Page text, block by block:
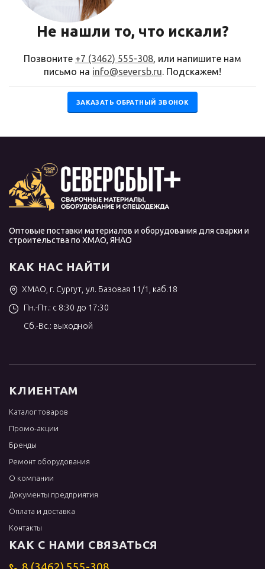
Не нашли то, что искали?
Позвоните +7 (3462) 555-308, или напишите нам
письмо на info@seversb.ru. Подскажем!
ЗАКАЗАТЬ ОБРАТНЫЙ ЗВОНОК
Оптовые поставки материалов и оборудования для сварки и
строительства по ХМАО, ЯНАО
КАК НАС НАЙТИ
ХМАО, г. Сургут, ул. Базовая 11/1, каб.18
Пн.-Пт.: с 8:30 до 17:30
Сб.-Вс.: выходной
КЛИЕНТАМ
Каталог товаров
Промо-акции
Бренды
Ремонт оборудования
О компании
Документы предприятия
Оплата и доставка
Контакты
КАК С НАМИ СВЯЗАТЬСЯ